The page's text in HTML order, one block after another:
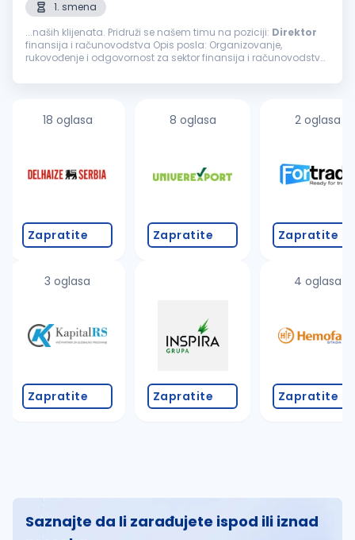
1. smena
...naših klijenata. Pridruži se našem timu na poziciji: Direktor
finansija i računovodstva Opis posla: Organizovanje,
rukovođenje i odgovornost za sektor finansija i računovodstva
program...
18 oglasa
Zapratite
3 oglasa
Zapratite
8 oglasa
Zapratite
Zapratite
2 oglasa
Zapratite
4 oglasa
Zapratite
Saznajte da li zarađujete ispod ili iznad